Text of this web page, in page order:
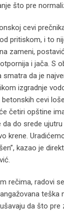
što pre
cevi
pritiskom, i to
zameni,
i jača. S
smatra da je
izgradnje
cevi
četiri opštine
do srede
krene.
kazao je
rečima, radovi
teška
da što pre